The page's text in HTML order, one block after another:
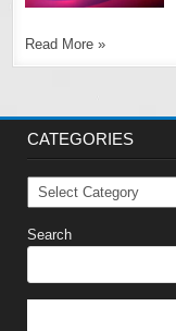
Read More »
CATEGORIES
Categories
Search